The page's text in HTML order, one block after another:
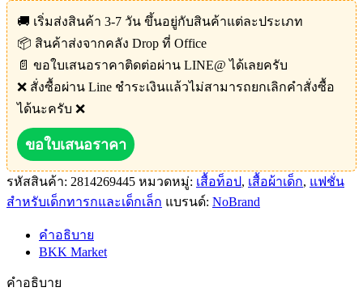
🚚 เริ่มส่งสินค้า 3-7 วัน ขึ้นอยู่กับสินค้าแต่ละประเภท
📦 สินค้าส่งจากคลัง Drop ที่ Office
📄 ขอใบเสนอราคาติดต่อผ่าน LINE@ ได้เลยครับ
❌ สั่งซื้อผ่าน Line ชำระเงินแล้วไม่สามารถยกเลิกคำสั่งซื้อ
ได้นะครับ ❌
ขอใบเสนอราคา
รหัสสินค้า: 2814269445 หมวดหมู่: เสื้อท็อป, เสื้อผ้าเด็ก, แฟชั่น
สำหรับเด็กทารกและเด็กเล็ก แบรนด์: NoBrand
คำอธิบาย
BKK Market
คำอธิบาย